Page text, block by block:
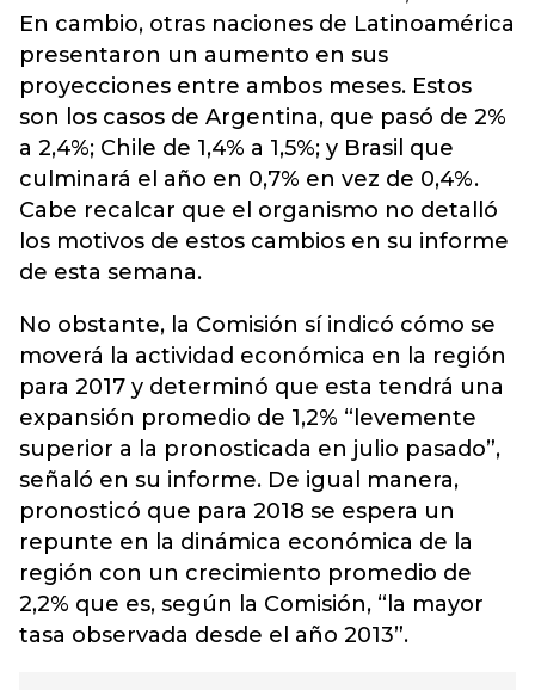
En cambio, otras naciones de Latinoamérica
presentaron un aumento en sus
proyecciones entre ambos meses. Estos
son los casos de Argentina, que pasó de 2%
a 2,4%; Chile de 1,4% a 1,5%; y Brasil que
culminará el año en 0,7% en vez de 0,4%.
Cabe recalcar que el organismo no detalló
los motivos de estos cambios en su informe
de esta semana.
No obstante, la Comisión sí indicó cómo se
moverá la actividad económica en la región
para 2017 y determinó que esta tendrá una
expansión promedio de 1,2% “levemente
superior a la pronosticada en julio pasado”,
señaló en su informe. De igual manera,
pronosticó que para 2018 se espera un
repunte en la dinámica económica de la
región con un crecimiento promedio de
2,2% que es, según la Comisión, “la mayor
tasa observada desde el año 2013”.